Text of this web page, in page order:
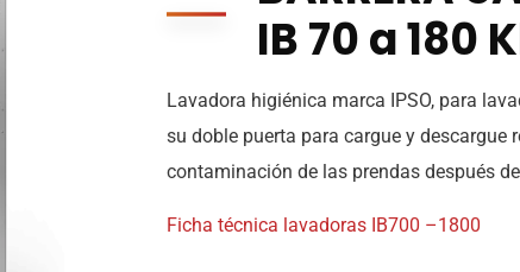
IB 70 a 180
Lavadora higiénica marca IPSO, para
su doble puerta para cargue y descargue
contaminación de las prendas después
Ficha técnica lavadoras IB700 –1800